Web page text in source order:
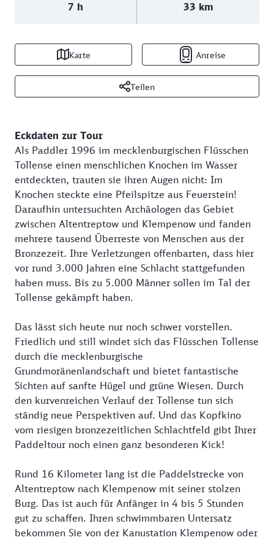
7 h
33 km
Karte Anreise
Teilen
Eckdaten zur Tour
Als Paddler 1996 im mecklenburgischen Flüsschen
Tollense einen menschlichen Knochen im Wasser
entdeckten, trauten sie ihren Augen nicht: Im
Knochen steckte eine Pfeilspitze aus Feuerstein!
Daraufhin untersuchten Archäologen das Gebiet
zwischen Altentreptow und Klempenow und fanden
mehrere tausend Überreste von Menschen aus der
Bronzezeit. Ihre Verletzungen offenbarten, dass hier
vor rund 3.000 Jahren eine Schlacht stattgefunden
haben muss. Bis zu 5.000 Männer sollen im Tal der
Tollense gekämpft haben.
Das lässt sich heute nur noch schwer vorstellen.
Friedlich und still windet sich das Flüsschen Tollense
durch die mecklenburgische
Grundmoränenlandschaft und bietet fantastische
Sichten auf sanfte Hügel und grüne Wiesen. Durch
den kurvenreichen Verlauf der Tollense tun sich
ständig neue Perspektiven auf. Und das Kopfkino
vom riesigen bronzezeitlichen Schlachtfeld gibt Ihrer
Paddeltour noch einen ganz besonderen Kick!
Rund 16 Kilometer lang ist die Paddelstrecke von
Altentreptow nach Klempenow mit seiner stolzen
Burg. Das ist auch für Anfänger in 4 bis 5 Stunden
gut zu schaffen. Ihren schwimmbaren Untersatz
bekommen Sie von der Kanustation Klempenow oder